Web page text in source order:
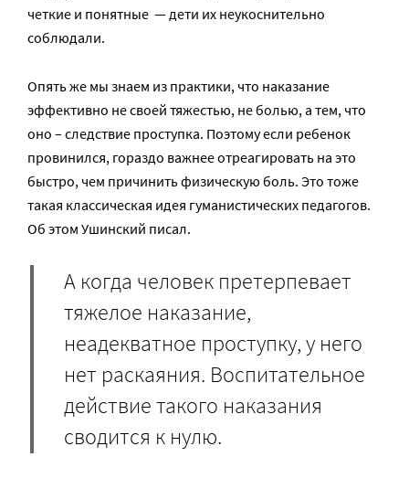
четкие и понятные — дети их неукоснительно
соблюдали.
Опять же мы знаем из практики, что наказание
эффективно не своей тяжестью, не болью, а тем, что
оно – следствие проступка. Поэтому если ребенок
провинился, гораздо важнее отреагировать на это
быстро, чем причинить физическую боль. Это тоже
такая классическая идея гуманистических педагогов.
Об этом Ушинский писал.
А когда человек претерпевает
тяжелое наказание,
неадекватное проступку, у него
нет раскаяния. Воспитательное
действие такого наказания
сводится к нулю.